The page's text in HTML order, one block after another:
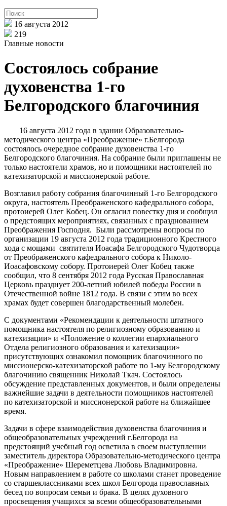
16 августа 2012
219
Главные новости
Состоялось собрание
духовенства 1-го
Белгородского благочиния
16 августа 2012 года в здании Образовательно-
методического центра «Преображение» г.Белгорода
состоялось очередное собрание духовенства 1-го
Белгородского благочиния. На собрание были приглашены не
только настоятели храмов, но и помощники настоятелей по
катехизаторской и миссионерской работе.
Возглавил работу собрания благочинный 1-го Белгородского
округа, настоятель Преображенского кафедрального собора,
протоиерей Олег Кобец. Он огласил повестку дня и сообщил
о предстоящих мероприятиях, связанных с празднованием
Преображения Господня. Были рассмотрены вопросы по
организации 19 августа 2012 года традиционного Крестного
хода с мощами святителя Иоасафа Белгородского Чудотворца
от Преображенского кафедрального собора к Николо-
Иоасафовскому собору. Протоиерей Олег Кобец также
сообщил, что 8 сентября 2012 года Русская Православная
Церковь празднует 200-летний юбилей победы России в
Отечественной войне 1812 года. В связи с этим во всех
храмах будет совершен благодарственный молебен.
С документами «Рекомендации к деятельности штатного
помощника настоятеля по религиозному образованию и
катехизации» и «Положение о коллегии епархиального
Отдела религиозного образования и катехизации»
присутствующих ознакомил помощник благочинного по
миссионерско-катехизаторской работе по 1-му Белгородскому
благочинию священник Николай Ткач. Состоялось
обсуждение представленных документов, и были определены
важнейшие задачи в деятельности помощников настоятелей
по катехизаторской и миссионерской работе на ближайшее
время.
Задачи в сфере взаимодействия духовенства благочиния и
общеобразовательных учреждений г.Белгорода на
предстоящий учебный год осветила в своем выступлении
заместитель директора Образовательно-методического центра
«Преображение» Шереметцева Любовь Владимировна.
Новым направлением в работе со школами станет проведение
со старшеклассниками всех школ Белгорода православных
бесед по вопросам семьи и брака. В целях духовного
просвещения учащихся за всеми общеобразовательными